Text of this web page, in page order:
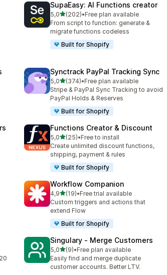
SupaEasy: AI Functions creator
5,05 yıldız üzerinden
(202)
toplam 202 değerlendirme
•Free plan available
From script to function: generate &
migrate functions codeless
Built for Shopify
Synctrack PayPal Tracking Sync
5,05 yıldız üzerinden
(374)
toplam 374 değerlendirme
•Free plan available
Stripe & PayPal Sync Tracking to avoid
PayPal Holds & Reserves
Built for Shopify
Functions Creator & Discount
5,05 yıldız üzerinden
(25)
toplam 25 değerlendirme
•Free to install
Create unlimited discount functions,
shipping, payment & rules
Built for Shopify
Workflow Companion
4,95 yıldız üzerinden
(19)
toplam 19 değerlendirme
•Free trial available
Custom triggers and actions that
extend Flow
Built for Shopify
Singulary ‑ Merge Customers
5,05 yıldız üzerinden
(9)
toplam 9 değerlendirme
•Free plan available
Easily find and merge duplicate
customer accounts. Better LTV.